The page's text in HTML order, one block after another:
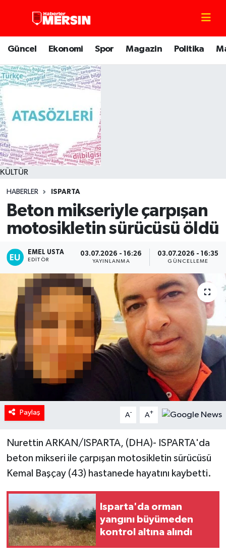
Güncel Ekonomi Spor Magazin Politika
KÜLTÜR
HABERLER ISPARTA
Beton mikseriyle çarpışan
motosikletin sürücüsü öldü
EMEL USTA
EDITÖR
03.07.2026 - 16:26
YAYINLANMA
03.07.2026 - 16:35
GÜNCELLEME
Paylaş A- A+
Nurettin ARKAN/ISPARTA, (DHA)- ISPARTA'da
beton mikseri ile çarpışan motosikletin sürücüsü
Kemal Başçay (43) hastanede hayatını kaybetti.
Isparta'da orman
yangını büyümeden
kontrol altına alındı
Mersin Nöbetçi Eczaneler
Mersin Hava Durumu
Mersin Trafik Yoğunluk Haritası
Süper Lig Puan Durumu ve Fikstür
Tüm Manşetler
Son Dakika Haberleri
Haber Arşivi